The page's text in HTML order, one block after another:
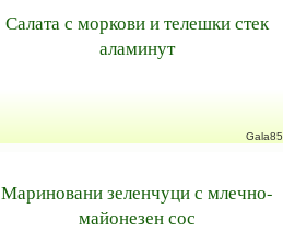
Салата с моркови и телешки стек
аламинут
Gala85
Мариновани зеленчуци с млечно-
майонезен сос